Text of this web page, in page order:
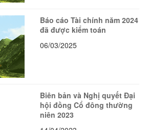
Báo cáo Tài chính năm 2024
đã được kiểm toán
06/03/2025
Biên bản và Nghị quyết Đại
hội đồng Cổ đông thường
niên 2023